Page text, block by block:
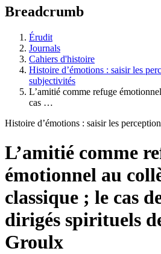
Breadcrumb
Érudit
Journals
Cahiers d'histoire
Histoire d’émotions : saisir les
subjectivités
L’amitié comme refuge
cas …
Histoire d’émotions : saisir les
L’amitié comme
émotionnel au
classique ; le cas
dirigés spirituels
Groulx